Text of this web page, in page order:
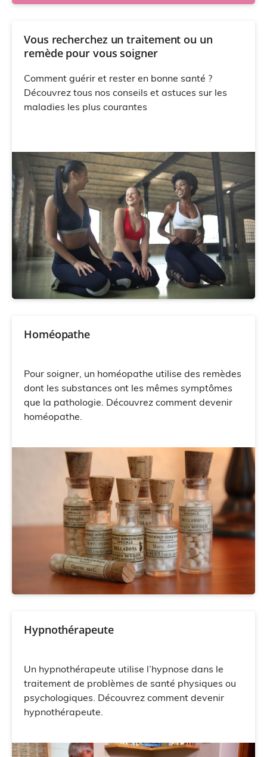
Vous recherchez un traitement ou un
remède pour vous soigner
Comment guérir et rester en bonne santé ?
Découvrez tous nos conseils et astuces sur les
maladies les plus courantes
Homéopathe
Pour soigner, un homéopathe utilise des remèdes
dont les substances ont les mêmes symptômes
que la pathologie. Découvrez comment devenir
homéopathe.
Hypnothérapeute
Un hypnothérapeute utilise l’hypnose dans le
traitement de problèmes de santé physiques ou
psychologiques. Découvrez comment devenir
hypnothérapeute.